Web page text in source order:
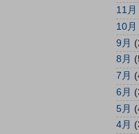
11月
10月
9月
8月
7月
6月
5月
4月